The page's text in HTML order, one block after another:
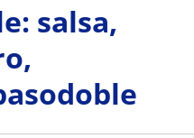
salsa,